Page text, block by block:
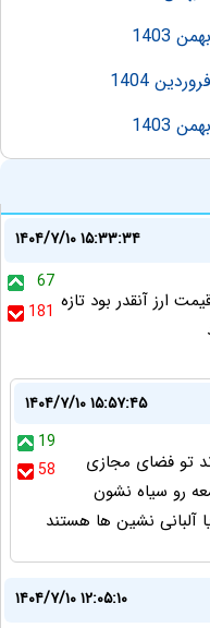
۱۴۰۴/۷/۱۰ ۱۵:۳۳:۳۴
67
181 ارز آنقدر بود تازه
۱۴۰۴/۷/۱۰ ۱۵:۵۷:۴۵
19
58
تو فضای مجازی
رو سیاه نشون
۱۴۰۴/۷/۱۰ ۱۲:۰۵:۱۰